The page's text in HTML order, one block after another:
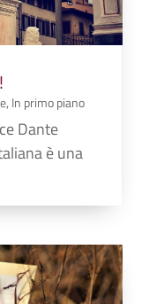
, In primo piano
Dante
è una